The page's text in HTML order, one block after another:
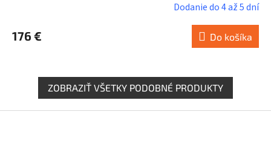
Dodanie do 4 až 5 dní
176 € Do košíka
ZOBRAZIŤ VŠETKY PODOBNÉ PRODUKTY